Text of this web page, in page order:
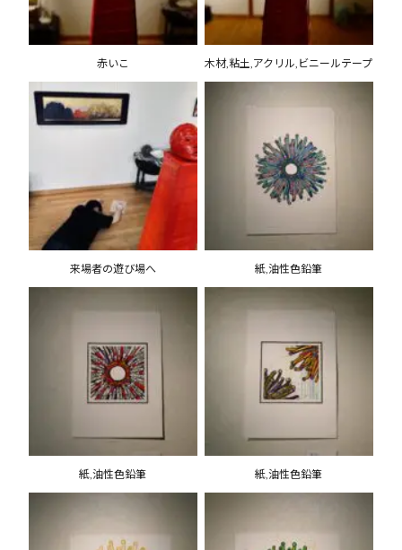
赤いこ 木材,粘土,アクリル,ビニールテープ
来場者の遊び場へ 紙,油性色鉛筆
紙,油性色鉛筆 紙,油性色鉛筆